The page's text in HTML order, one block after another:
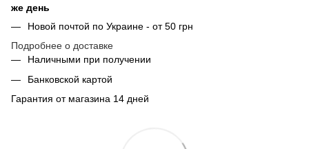
же день
Новой почтой по Украине - от 50 грн
Подробнее о доставке
Наличными при получении
Банковской картой
Гарантия от магазина 14 дней